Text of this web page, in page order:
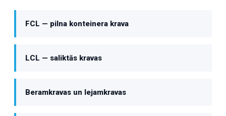
FCL — pilna konteinera krava
LCL — saliktās kravas
Beramkravas un lejamkravas